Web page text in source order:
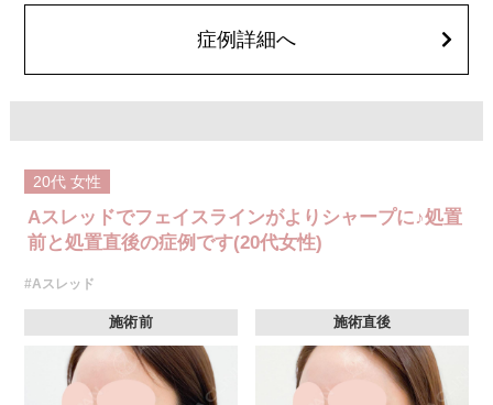
費用：1部位 184,800円(税込)
オプション：笑気麻酔 3,300円(税込)
症例詳細へ
20代 女性
Aスレッドでフェイスラインがよりシャープに♪処置
前と処置直後の症例です(20代女性)
#Aスレッド
施術前 施術直後